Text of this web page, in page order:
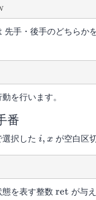
先手・後手のどちらか
を行います。
番
択した i,x
i, x が空白区
を表す整数 ret が与